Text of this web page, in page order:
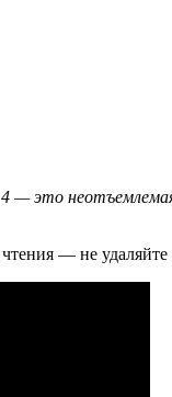
— это
— не